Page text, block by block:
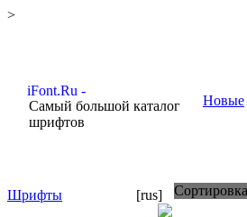
>
Самый большой каталог
шрифтов
Новые
Шрифты
[rus]